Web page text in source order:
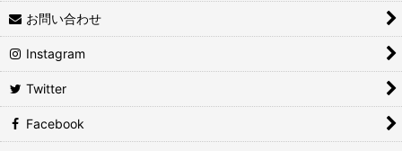
お問い合わせ
Instagram
Twitter
Facebook